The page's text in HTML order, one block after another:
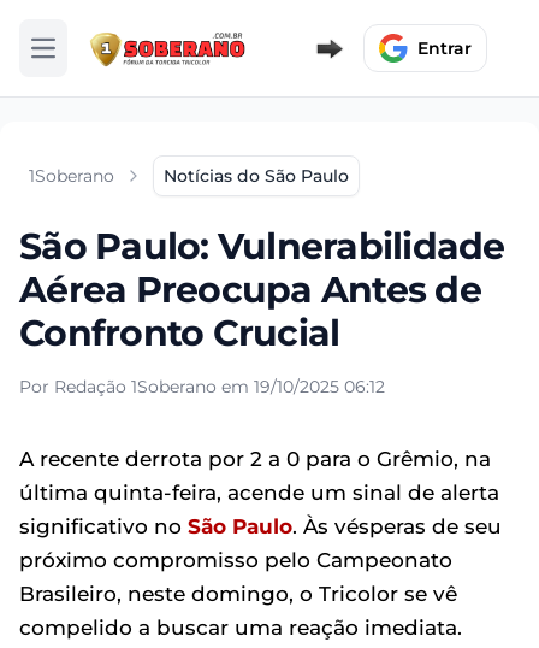
Abrir menu Entrar
1Soberano Notícias do São Paulo
São Paulo: Vulnerabilidade
Aérea Preocupa Antes de
Confronto Crucial
Por Redação 1Soberano em 19/10/2025 06:12
A recente derrota por 2 a 0 para o Grêmio, na
última quinta-feira, acende um sinal de alerta
significativo no São Paulo. Às vésperas de seu
próximo compromisso pelo Campeonato
Brasileiro, neste domingo, o Tricolor se vê
compelido a buscar uma reação imediata.